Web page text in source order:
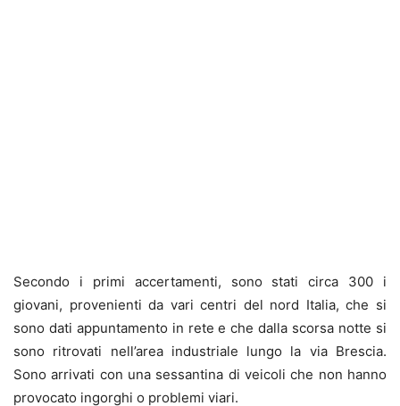
Secondo i primi accertamenti, sono stati circa 300 i
giovani, provenienti da vari centri del nord Italia, che si
sono dati appuntamento in rete e che dalla scorsa notte si
sono ritrovati nell’area industriale lungo la via Brescia.
Sono arrivati con una sessantina di veicoli che non hanno
provocato ingorghi o problemi viari.